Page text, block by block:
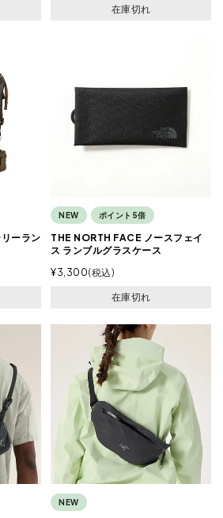
在庫切れ
ーラン
NEW ポイント5倍
THE NORTH FACE ノースフェイ
ス ランブルグラスケース
¥3,300 税込
在庫切れ
NEW